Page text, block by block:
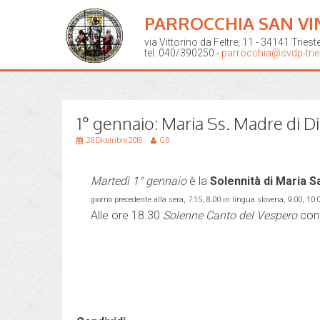
PARROCCHIA SAN
via Vittorino da Feltre, 11 - 34141
tel. 040/390250 - parrocchia@svdp-
1° gennaio: Maria Ss. Madre di
28 Dicembre 2018 GB
Martedì 1° gennaioè la Solennità di Maria
giorno precedente alla sera, 7:15, 8:00 in lingua slovena, 9:00,
Alle ore 18.30 Solenne Canto del Vespero